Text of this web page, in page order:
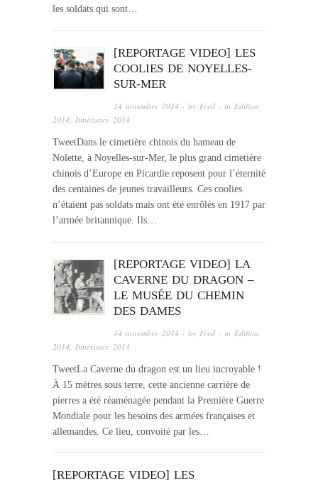
les soldats qui sont…
[REPORTAGE VIDEO] LES
COOLIES DE NOYELLES-
SUR-MER
14 novembre 2014 · byFred · inEdition
2014, Itinérance 2014
TweetDans le cimetière chinois du hameau de
Nolette, à Noyelles-sur-Mer, le plus grand cimetière
chinois d’Europe en Picardie.reposent pour l’éternité
des centaines de jeunes travailleurs. Ces coolies
n’étaient pas soldats mais ont été enrôlés en 1917 par
l’armée britannique. Ils…
[REPORTAGE VIDEO] LA
CAVERNE DU DRAGON –
LE MUSÉE DU CHEMIN
DES DAMES
14 novembre 2014 · by Fred · in Edition
2014 Itinérance 2014
TweetLa Caverne du dragon est un lieu incroyable !
À 15 mètres sous terre, cette ancienne carrière de
pierres a été réaménagée pendant la Première Guerre
Mondiale pour les besoins des armées françaises et
allemandes. Ce lieu, convoité par les…
[REPORTAGE VIDEO] LES